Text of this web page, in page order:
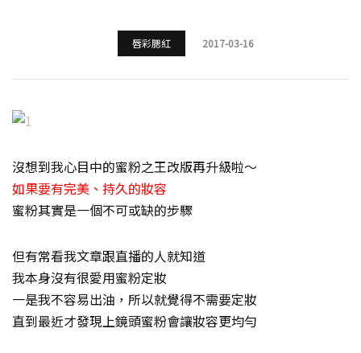
唇彩腮紅 2017-03-16
沒想到我心目中的蜜粉之王改版再升級啦～
如果要有完美、持久的妝容
蜜粉其實是一個不可或缺的步驟
但有常看我文章跟直播的人就知道
我本身沒有很愛用蜜粉定妝
一是我不容易出油，所以就覺得不需要定妝
直到最近才發現上鏡頭蜜粉會讓妝容更均勻